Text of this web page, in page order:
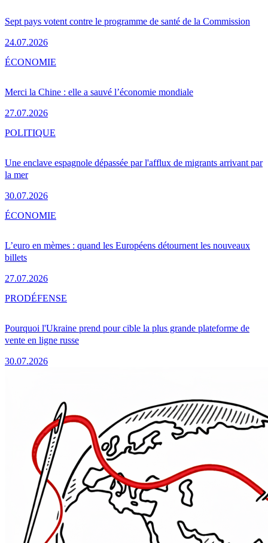
Sept pays votent contre le programme de santé de la Commission
24.07.2026
Merci la Chine : elle a sauvé l’économie mondiale
27.07.2026
ÉCONOMIE
Une enclave espagnole dépassée par l'afflux de migrants arrivant par
la mer
30.07.2026
POLITIQUE
L’euro en mèmes : quand les Européens détournent les nouveaux
billets
27.07.2026
ÉCONOMIE
Pourquoi l'Ukraine prend pour cible la plus grande plateforme de
vente en ligne russe
30.07.2026
PRODÉFENSE